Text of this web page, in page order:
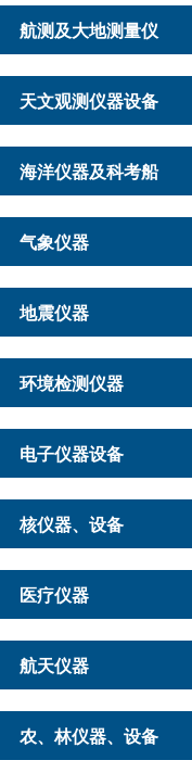
航测及大地测量仪
天文观测仪器设备
海洋仪器及科考船
气象仪器
地震仪器
环境检测仪器
电子仪器设备
核仪器、设备
医疗仪器
航天仪器
农、林仪器、设备